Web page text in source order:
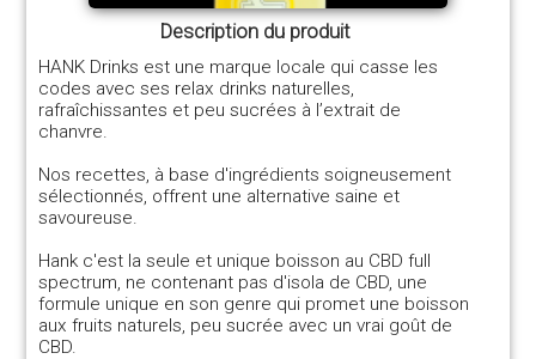
Description du produit
HANK Drinks est une marque locale qui casse les
codes avec ses relax drinks naturelles,
rafraîchissantes et peu sucrées à l’extrait de
chanvre.
Nos recettes, à base d'ingrédients soigneusement
sélectionnés, offrent une alternative saine et
savoureuse.
Hank c'est la seule et unique boisson au CBD full
spectrum, ne contenant pas d'isola de CBD, une
formule unique en son genre qui promet une boisson
aux fruits naturels, peu sucrée avec un vrai goût de
CBD.